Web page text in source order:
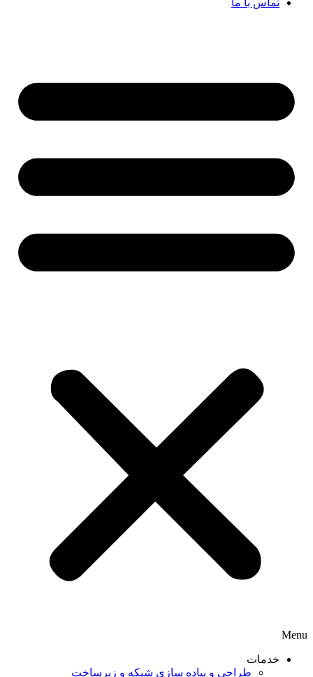
تماس با ما
Menu
خدمات
طراحی و پیاده سازی شبکه و زیرساخت